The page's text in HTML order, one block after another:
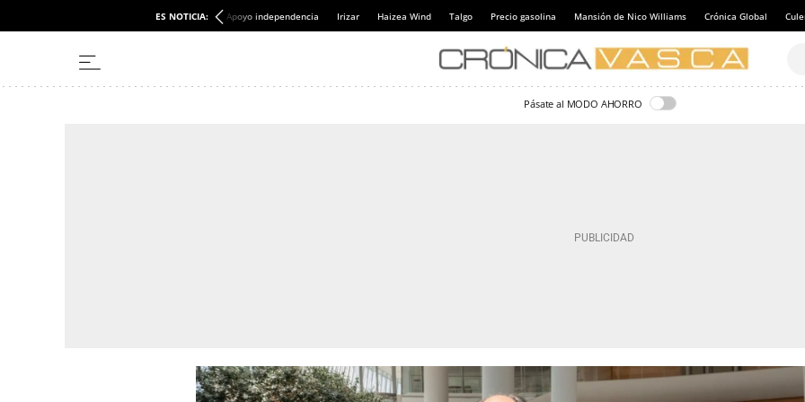
ES NOTICIA: Apoyo independencia Irizar Haizea Wind Talgo Precio gasolina Mansión de Nico Williams Crónica Global
Pásate al MODO AHORRO